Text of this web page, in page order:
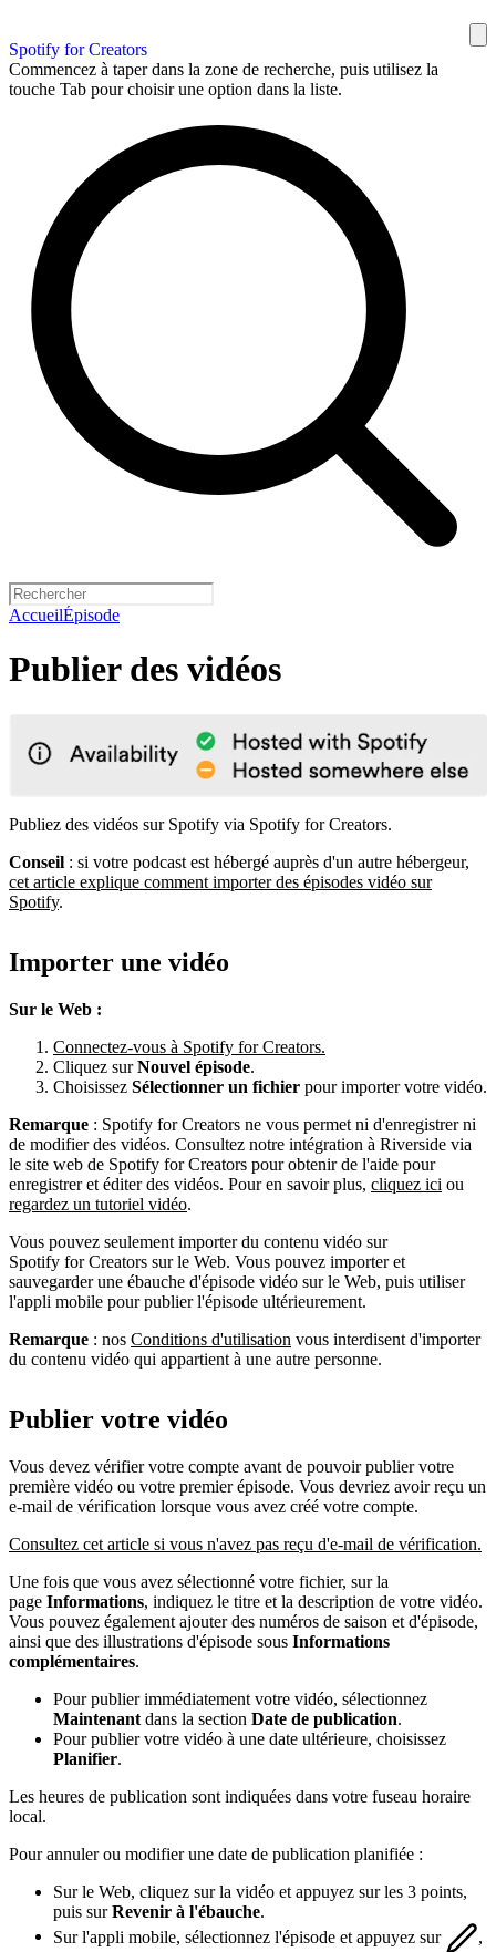
Spotify for Creators
Commencez à taper dans la zone de recherche, puis utilisez la
touche Tab pour choisir une option dans la liste.
AccueilÉpisode
Publier des vidéos
Publiez des vidéos sur Spotify via Spotify for Creators.
Conseil : si votre podcast est hébergé auprès d'un autre hébergeur,
cet article explique comment importer des épisodes vidéo sur
Spotify.
Importer une vidéo
Sur le Web :
Connectez-vous à Spotify for Creators.
Cliquez surNouvel épisode.
Choisissez Sélectionner un fichier pour importer votre vidéo.
Remarque : Spotify for Creators ne vous permet ni d'enregistrer ni
de modifier des vidéos. Consultez notre intégration à Riverside via
le site web de Spotify for Creators pour obtenir de l'aide pour
enregistrer et éditer des vidéos. Pour en savoir plus, cliquez ici ou
regardez un tutoriel vidéo.
Vous pouvez seulement importer du contenu vidéo sur
Spotify for Creators sur le Web. Vous pouvez importer et
sauvegarder une ébauche d'épisode vidéo sur le Web, puis utiliser
l'appli mobile pour publier l'épisode ultérieurement.
Remarque : nos Conditions d'utilisation vous interdisent d'importer
du contenu vidéo qui appartient à une autre personne.
Publier votre vidéo
Vous devez vérifier votre compte avant de pouvoir publier votre
première vidéo ou votre premier épisode. Vous devriez avoir reçu un
e-mail de vérification lorsque vous avez créé votre compte.
Consultez cet article si vous n'avez pas reçu d'e-mail de vérification.
Une fois que vous avez sélectionné votre fichier, sur la
page Informations, indiquez le titre et la description de votre vidéo.
Vous pouvez également ajouter des numéros de saison et d'épisode,
ainsi que des illustrations d'épisode sous Informations
complémentaires.
Pour publier immédiatement votre vidéo, sélectionnez
Maintenant dans la section Date de publication.
Pour publier votre vidéo à une date ultérieure, choisissez
Planifier.
Les heures de publication sont indiquées dans votre fuseau horaire
local.
Pour annuler ou modifier une date de publication planifiée :
Sur le Web, cliquez sur la vidéo et appuyez sur les 3 points,
puis surRevenir à l'ébauche.
Sur l'appli mobile, sélectionnez l'épisode et appuyez sur